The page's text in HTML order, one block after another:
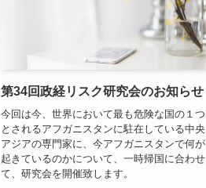
第34回政経リスク研究会のお知らせ
今回は今、世界において最も危険な国の１つ
とされるアフガニスタンに駐在している中央
アジアの専門家に、今アフガニスタンで何が
起きているのかについて、一時帰国に合わせ
て、研究会を開催致します。